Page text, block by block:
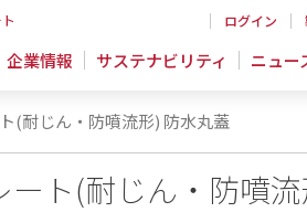
ログイン
企業情報 サステナビリティ ニュー
(耐じん・防噴流形) 防水丸蓋
ート(耐じん・防噴